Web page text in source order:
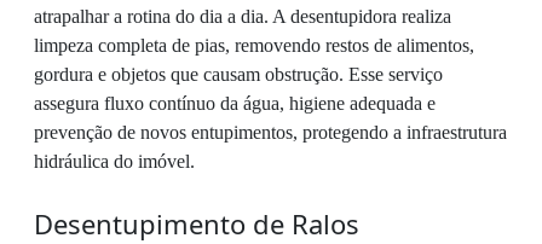
atrapalhar a rotina do dia a dia. A desentupidora realiza
limpeza completa de pias, removendo restos de alimentos,
gordura e objetos que causam obstrução. Esse serviço
assegura fluxo contínuo da água, higiene adequada e
prevenção de novos entupimentos, protegendo a infraestrutura
hidráulica do imóvel.
Desentupimento de Ralos